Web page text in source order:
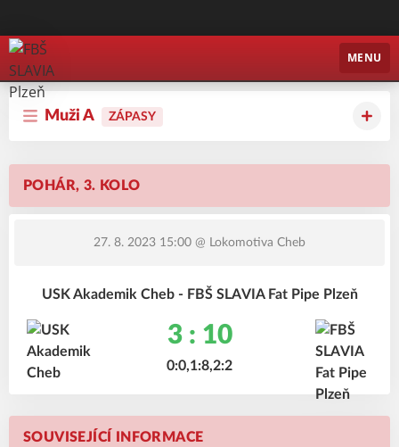
FBŠ SLAVIA Plzeň
MENU
Muži A ZÁPASY
POHÁR, 3. KOLO
27. 8. 2023 15:00 @ Lokomotiva Cheb
USK Akademik Cheb - FBŠ SLAVIA Fat Pipe Plzeň
3 : 10
0:0,1:8,2:2
SOUVISEJÍCÍ INFORMACE